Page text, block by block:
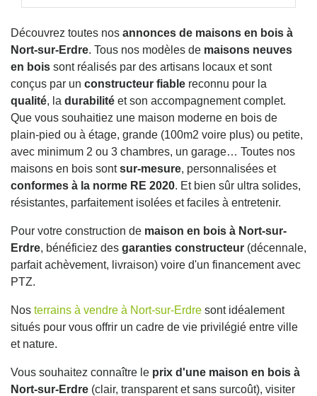
Découvrez toutes nos annonces de maisons en bois à
Nort-sur-Erdre. Tous nos modèles de maisons neuves
en bois sont réalisés par des artisans locaux et sont
conçus par un constructeur fiable reconnu pour la
qualité, la durabilité et son accompagnement complet.
Que vous souhaitiez une maison moderne en bois de
plain-pied ou à étage, grande (100m2 voire plus) ou petite,
avec minimum 2 ou 3 chambres, un garage… Toutes nos
maisons en bois sontsur-mesure, personnalisées et
conformes à la norme RE 2020. Et bien sûr ultra solides,
résistantes, parfaitement isolées et faciles à entretenir.
Pour votre construction de maison en bois à Nort-sur-
Erdre, bénéficiez des garanties constructeur (décennale,
parfait achèvement, livraison) voire d'un financement avec
PTZ.
Nos terrains à vendre à Nort-sur-Erdre sont idéalement
situés pour vous offrir un cadre de vie privilégié entre ville
et nature.
Vous souhaitez connaître le prix d'une maison en bois à
Nort-sur-Erdre (clair, transparent et sans surcoût), visiter